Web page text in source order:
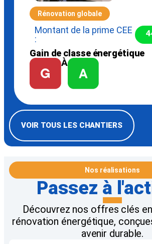
Rénovation globale
Montant de la prime CEE
:
Gain de classe énergétique
À
VOIR TOUS LES CHANTIERS
Nos réalisations
Passez à
Découvrez nos offres clés
rénovation énergétique,
avenir durable.